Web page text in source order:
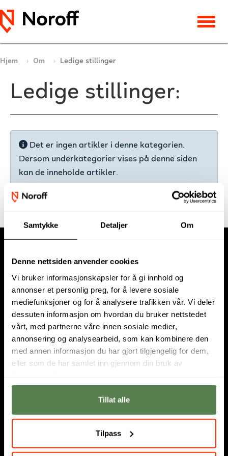
Samtykke Detaljer Om
Denne nettsiden anvender cookies
Vi bruker informasjonskapsler for å gi innhold og
annonser et personlig preg, for å levere sosiale
mediefunksjoner og for å analysere trafikken vår. Vi deler
dessuten informasjon om hvordan du bruker nettstedet
vårt, med partnerne våre innen sosiale medier,
annonsering og analysearbeid, som kan kombinere den
med annen informasjon du har gjort tilgjengelig for dem,
eller som de har samlet inn gjennom din bruk av
Tillat alle
Tilpass
Hjem Om Ledige stillinger
Ledige stillinger:
Info
Det er ingen artikler i denne kategorien.
Dersom underkategorier vises på denne siden
kan de inneholde artikler.
Om oss
Hos Noroff studerer fremtidens digitale innovatører.
Utdanningstilbudet består avhøyskole, fagskoleognettstudier
Vi har campus iOsloogBergen . Sammen med den svenske
skolenNackademiner Noroff en del av et større nordisk
Informasjonskapsler (cookies) på Noroff.no